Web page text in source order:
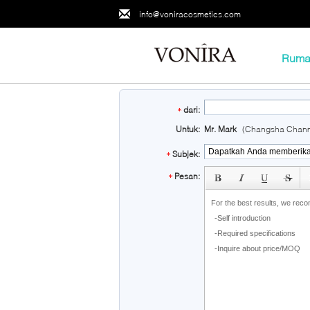
info@voniracosmetics.com
dari:
Untuk: Mr. Mark (Changsha
Subjek:
subject
Pesan: